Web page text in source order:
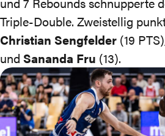
Triple-Double. Zweistellig
Christian Sengfelder (19
und Sananda Fru (13).